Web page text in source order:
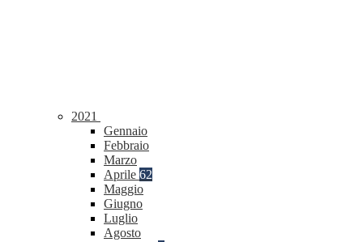
2021
Gennaio
Febbraio
Marzo
Aprile 62
Maggio
Giugno
Luglio
Agosto